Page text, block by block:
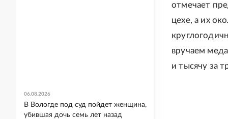
отмечает
цехе, а их
вручаем
и тысячу за
06.08.2026
В Вологде под суд пойдет женщина,
убившая дочь семь лет назад